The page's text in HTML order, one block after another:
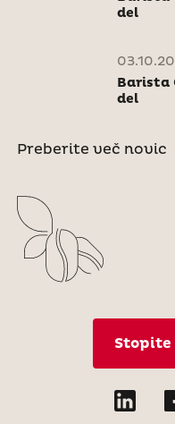
del
Barista
del
Preberite več novic
Stopite